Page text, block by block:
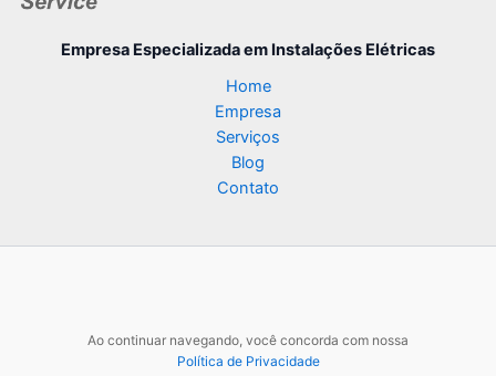
Empresa Especializadaem Instalações Elétricas
Home
Empresa
Serviços
Blog
Contato
Ao continuar navegando, você concorda com nossa
Política de Privacidade